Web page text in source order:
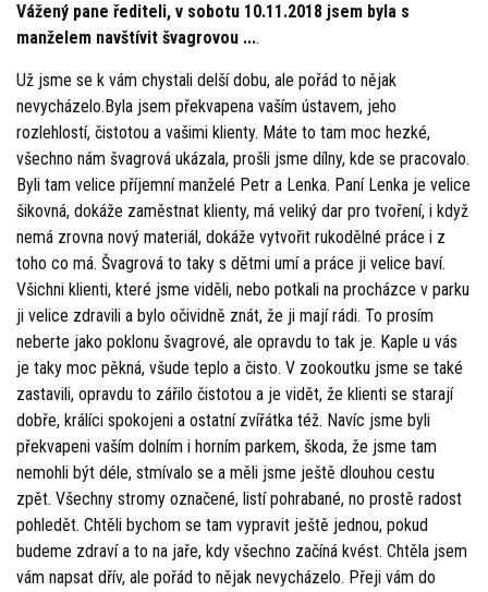
Vážený pane řediteli, v sobotu 10.11.2018 jsem byla s
manželem navštívit švagrovou ....
Už jsme se k vám chystali delší dobu, ale pořád to nějak
nevycházelo.Byla jsem překvapena vaším ústavem, jeho
rozlehlostí, čistotou a vašimi klienty. Máte to tam moc hezké,
všechno nám švagrová ukázala, prošli jsme dílny, kde se pracovalo.
Byli tam velice příjemní manželé Petr a Lenka. Paní Lenka je velice
šikovná, dokáže zaměstnat klienty, má veliký dar pro tvoření, i když
nemá zrovna nový materiál, dokáže vytvořit rukodělné práce i z
toho co má. Švagrová to taky s dětmi umí a práce ji velice baví.
Všichni klienti, které jsme viděli, nebo potkali na procházce v parku
ji velice zdravili a bylo očividně znát, že ji mají rádi. To prosím
neberte jako poklonu švagrové, ale opravdu to tak je. Kaple u vás
je taky moc pěkná, všude teplo a čisto. V zookoutku jsme se také
zastavili, opravdu to zářilo čistotou a je vidět, že klienti se starají
dobře, králíci spokojeni a ostatní zvířátka též. Navíc jsme byli
překvapeni vaším dolním i horním parkem, škoda, že jsme tam
nemohli být déle, stmívalo se a měli jsme ještě dlouhou cestu
zpět. Všechny stromy označené, listí pohrabané, no prostě radost
pohledět. Chtěli bychom se tam vypravit ještě jednou, pokud
budeme zdraví a to na jaře, kdy všechno začíná kvést. Chtěla jsem
vám napsat dřív, ale pořád to nějak nevycházelo. Přeji vám do